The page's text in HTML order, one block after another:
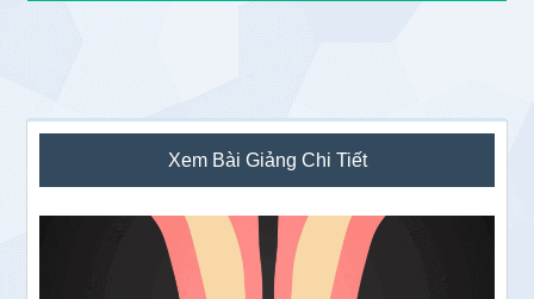
Sidebar
chính
Xem Bài Giảng Chi Tiết